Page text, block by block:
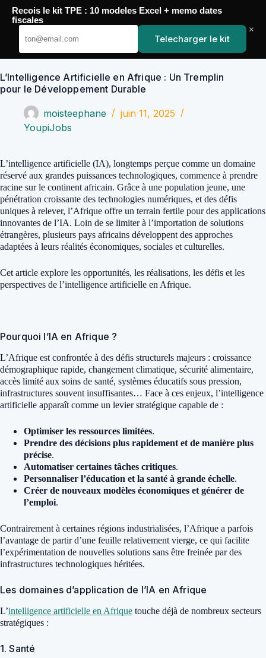
Passer
contenu
YoupiJobs
L’Intelligence Artificielle en Afrique : Un Tremplin
pour le Développement Durable
moisteephane
juin 11, 2025
YoupiJobs
L’intelligence artificielle (IA), longtemps perçue comme un domaine
réservé aux grandes puissances technologiques, commence à prendre
racine sur le continent africain. Grâce à une population jeune, une
pénétration croissante des technologies numériques, et des défis
uniques à relever, l’Afrique offre un terrain fertile pour des applications
innovantes de l’IA. Loin de se limiter à l’importation de solutions
étrangères, plusieurs pays africains développent des approches
adaptées à leurs réalités économiques, sociales et culturelles.
Cet article explore les opportunités, les réalisations, les défis et les
perspectives de l’intelligence artificielle en Afrique.
Pourquoi l’IA en Afrique ?
L’Afrique est confrontée à des défis structurels majeurs : croissance
démographique rapide, changement climatique, sécurité alimentaire,
accès limité aux soins de santé, systèmes éducatifs sous pression,
infrastructures souvent insuffisantes… Face à ces enjeux, l’intelligence
artificielle apparaît comme un levier stratégique capable de :
Optimiser les ressources limitées.
Prendre des décisions plus rapidement et de manière plus
précise.
Automatiser certaines tâches critiques.
Personnaliser l’éducation et la santé à grande échelle.
Créer de nouveaux modèles économiques et générer de
l’emploi.
Contrairement à certaines régions industrialisées, l’Afrique a parfois
l’avantage de partir d’une feuille relativement vierge, ce qui facilite
l’expérimentation de nouvelles solutions sans être freinée par des
infrastructures technologiques héritées.
Les domaines d’application de l’IA en Afrique
L’intelligence artificielle en Afrique touche déjà de nombreux secteurs
stratégiques :
1. Santé
Recois le kit TPE : 10 modeles Excel + memo dates
fiscales
Telecharger le kit
×